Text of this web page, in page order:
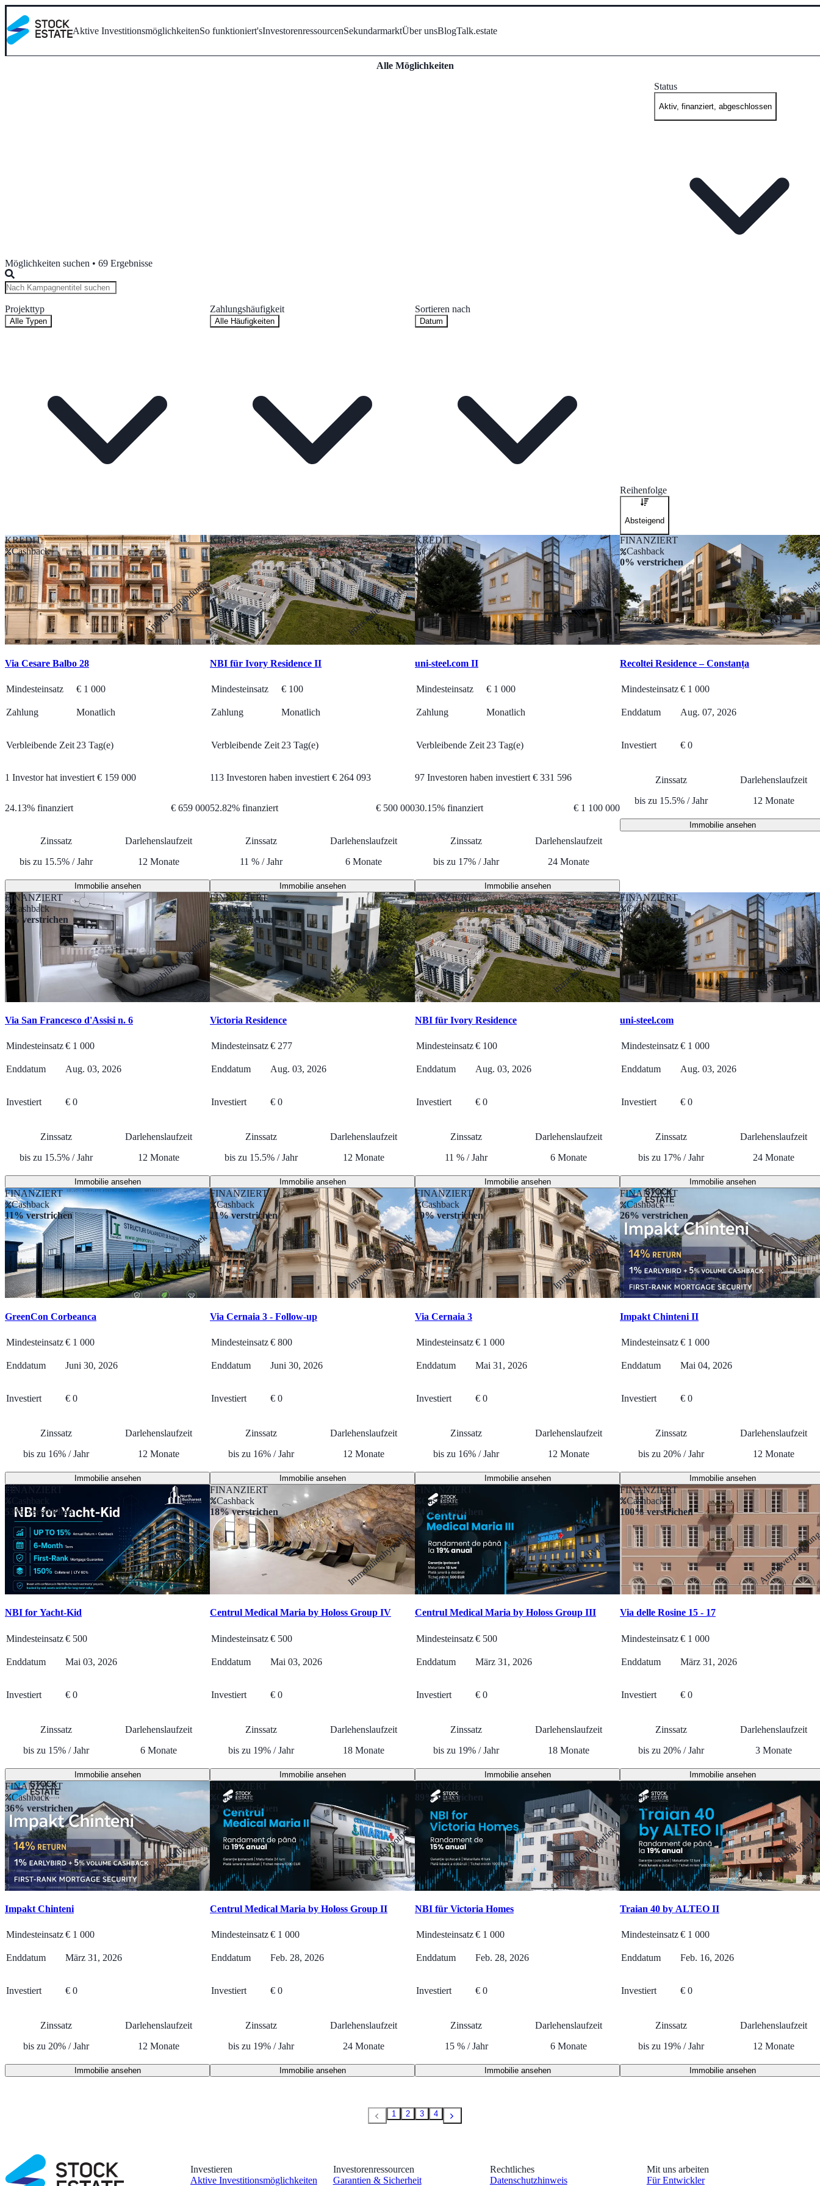
Aktive InvestitionsmöglichkeitenSo funktioniert'sInvestorenressourcenSekundarmarktÜber unsBlogTalk.estate
Alle Möglichkeiten
Möglichkeiten suchen • 69 Ergebnisse
Status
Aktiv, finanziert, abgeschlossen
Projekttyp
Alle Typen
Zahlungshäufigkeit
Alle Häufigkeiten
Sortieren nach
Datum
Reihenfolge
Absteigend
KREDIT
Cashback
Anteilsverpfändung
Via Cesare Balbo 28
Mindesteinsatz € 1 000
Zahlung Monatlich
Verbleibende Zeit 23 Tag(e)
1 Investor hat investiert € 159 000
24.13% finanziert € 659 000
Zinssatz
bis zu 15.5% /Jahr
Darlehenslaufzeit
12 Monate
Immobilie ansehen
KREDIT
Immobilienhypothek
NBI für Ivory Residence II
Mindesteinsatz € 100
Zahlung Monatlich
Verbleibende Zeit 23 Tag(e)
113 Investoren haben investiert € 264 093
52.82% finanziert € 500 000
Zinssatz
11 % /Jahr
Darlehenslaufzeit
6 Monate
Immobilie ansehen
KREDIT
Cashback
Immobilienhypothek
uni-steel.com II
Mindesteinsatz € 1 000
Zahlung Monatlich
Verbleibende Zeit 23 Tag(e)
97 Investoren haben investiert € 331 596
30.15% finanziert € 1 100 000
Zinssatz
bis zu 17% /Jahr
Darlehenslaufzeit
24 Monate
Immobilie ansehen
FINANZIERT
Cashback
0% verstrichen
Recoltei Residence – Constanța
Mindesteinsatz€ 1 000
Enddatum Aug. 07, 2026
Investiert € 0
Zinssatz
bis zu 15.5% /Jahr
Darlehenslaufzeit
12 Monate
Immobilie ansehen
FINANZIERT
Cashback
1% verstrichen
Immobilienhypothek
Via San Francesco d'Assisi n. 6
Mindesteinsatz€ 1 000
Enddatum Aug. 03, 2026
Investiert € 0
Zinssatz
bis zu 15.5% /Jahr
Darlehenslaufzeit
12 Monate
Immobilie ansehen
FINANZIERT
Cashback
1% verstrichen
Immobilienhypothek
Victoria Residence
Mindesteinsatz€ 277
Enddatum Aug. 03, 2026
Investiert € 0
Zinssatz
bis zu 15.5% /Jahr
Darlehenslaufzeit
12 Monate
Immobilie ansehen
FINANZIERT
3% verstrichen
Immobilienhypothek
NBI für Ivory Residence
Mindesteinsatz€ 100
Enddatum Aug. 03, 2026
Investiert € 0
Zinssatz
11 % /Jahr
Darlehenslaufzeit
6 Monate
Immobilie ansehen
FINANZIERT
Cashback
1% verstrichen
uni-steel.com
Mindesteinsatz€ 1 000
Enddatum Aug. 03, 2026
Investiert € 0
Zinssatz
bis zu 17% /Jahr
Darlehenslaufzeit
24 Monate
Immobilie ansehen
FINANZIERT
Cashback
11% verstrichen
Immobilienhypothek
GreenCon Corbeanca
Mindesteinsatz€ 1 000
Enddatum Juni 30, 2026
Investiert € 0
Zinssatz
bis zu 16% /Jahr
Darlehenslaufzeit
12 Monate
Immobilie ansehen
FINANZIERT
Cashback
11% verstrichen
Immobilienhypothek
Via Cernaia 3 - Follow-up
Mindesteinsatz€ 800
Enddatum Juni 30, 2026
Investiert € 0
Zinssatz
bis zu 16% /Jahr
Darlehenslaufzeit
12 Monate
Immobilie ansehen
FINANZIERT
Cashback
19% verstrichen
Immobilienhypothek
Via Cernaia 3
Mindesteinsatz€ 1 000
Enddatum Mai 31, 2026
Investiert € 0
Zinssatz
bis zu 16% /Jahr
Darlehenslaufzeit
12 Monate
Immobilie ansehen
FINANZIERT
Cashback
26% verstrichen
Impakt Chinteni II
Mindesteinsatz€ 1 000
Enddatum Mai 04, 2026
Investiert € 0
Zinssatz
bis zu 20% /Jahr
Darlehenslaufzeit
12 Monate
Immobilie ansehen
FINANZIERT
Cashback
53% verstrichen
Immobilienhypothek
NBI for Yacht-Kid
Mindesteinsatz€ 500
Enddatum Mai 03, 2026
Investiert € 0
Zinssatz
bis zu 15% /Jahr
Darlehenslaufzeit
6 Monate
Immobilie ansehen
FINANZIERT
Cashback
18% verstrichen
Immobilienhypothek
Centrul Medical Maria by Holoss Group IV
Mindesteinsatz€ 500
Enddatum Mai 03, 2026
Investiert € 0
Zinssatz
bis zu 19% /Jahr
Darlehenslaufzeit
18 Monate
Immobilie ansehen
FINANZIERT
Cashback
24% verstrichen
Immobilienhypothek
Centrul Medical Maria by Holoss Group III
Mindesteinsatz€ 500
Enddatum März 31, 2026
Investiert € 0
Zinssatz
bis zu 19% /Jahr
Darlehenslaufzeit
18 Monate
Immobilie ansehen
FINANZIERT
Cashback
100% verstrichen
Via delle Rosine 15 - 17
Mindesteinsatz€ 1 000
Enddatum März 31, 2026
Investiert € 0
Zinssatz
bis zu 20% /Jahr
Darlehenslaufzeit
3 Monate
Immobilie ansehen
FINANZIERT
Cashback
36% verstrichen
Immobilienhypothek
Impakt Chinteni
Mindesteinsatz€ 1 000
Enddatum März 31, 2026
Investiert € 0
Zinssatz
bis zu 20% /Jahr
Darlehenslaufzeit
12 Monate
Immobilie ansehen
FINANZIERT
Cashback
22% verstrichen
Immobilienhypothek
Centrul Medical Maria by Holoss Group II
Mindesteinsatz€ 1 000
Enddatum Feb. 28, 2026
Investiert € 0
Zinssatz
bis zu 19% /Jahr
Darlehenslaufzeit
24 Monate
Immobilie ansehen
FINANZIERT
89% verstrichen
Immobilienhypothek
NBI für Victoria Homes
Mindesteinsatz€ 1 000
Enddatum Feb. 28, 2026
Investiert € 0
Zinssatz
15 % /Jahr
Darlehenslaufzeit
6 Monate
Immobilie ansehen
FINANZIERT
Cashback
47% verstrichen
Traian 40 by ALTEO II
Mindesteinsatz€ 1 000
Enddatum Feb. 16, 2026
Investiert € 0
Zinssatz
bis zu 19% /Jahr
Darlehenslaufzeit
12 Monate
Immobilie ansehen
1 2 3 4
Investieren
Aktive Investitionsmöglichkeiten
Investorenressourcen
Garantien & Sicherheit
Rechtliches
Datenschutzhinweis
Mit uns arbeiten
Für Entwickler